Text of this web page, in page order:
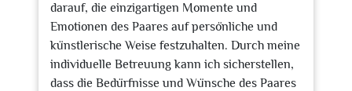
darauf, die einzigartigen Momente und
Emotionen des Paares auf persönliche und
künstlerische Weise festzuhalten. Durch meine
individuelle Betreuung kann ich sicherstellen,
dass die Bedürfnisse und Wünsche des Paares